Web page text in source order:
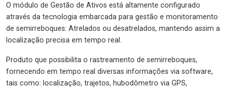
O módulo de Gestão de Ativos está altamente configurado
através da tecnologia embarcada para gestão e monitoramento
de semirreboques: Atrelados ou desatrelados, mantendo assim a
localização precisa em tempo real.
Produto que possibilita o rastreamento de semirreboques,
fornecendo em tempo real diversas informações via software,
tais como: localização, trajetos, hubodômetro via GPS,